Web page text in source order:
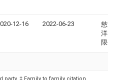
12-16 2022-06-23
慈溪
洋电
限公